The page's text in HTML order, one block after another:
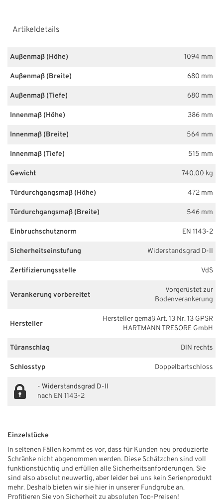
Artikeldetails
Außenmaß (Höhe) 1094 mm
Außenmaß (Breite) 680 mm
Außenmaß (Tiefe) 680 mm
Innenmaß (Höhe) 386 mm
Innenmaß (Breite) 564 mm
Innenmaß (Tiefe) 515 mm
Gewicht 740.00 kg
Türdurchgangsmaß (Höhe) 472 mm
Türdurchgangsmaß (Breite) 546 mm
Einbruchschutznorm EN 1143-2
Sicherheitseinstufung Widerstandsgrad D-II
Zertifizierungsstelle VdS
Verankerung vorbereitet
Vorgerüstet zur
Bodenverankerung
Hersteller
Hersteller gemäß Art. 13 Nr. 13 GPSR
HARTMANN TRESORE GmbH
Türanschlag DIN rechts
Schlosstyp Doppelbartschloss
- Widerstandsgrad D-II
nach EN 1143-2
Einzelstücke
In seltenen Fällen kommt es vor, dass für Kunden neu produzierte
Schränke nicht abgenommen werden. Diese Schätzchen sind voll
funktionstüchtig und erfüllen alle Sicherheitsanforderungen. Sie
sind also absolut neuwertig, aber leider bei uns kein Serienprodukt
mehr. Deshalb bieten wir sie hier in unserer Fundgrube an.